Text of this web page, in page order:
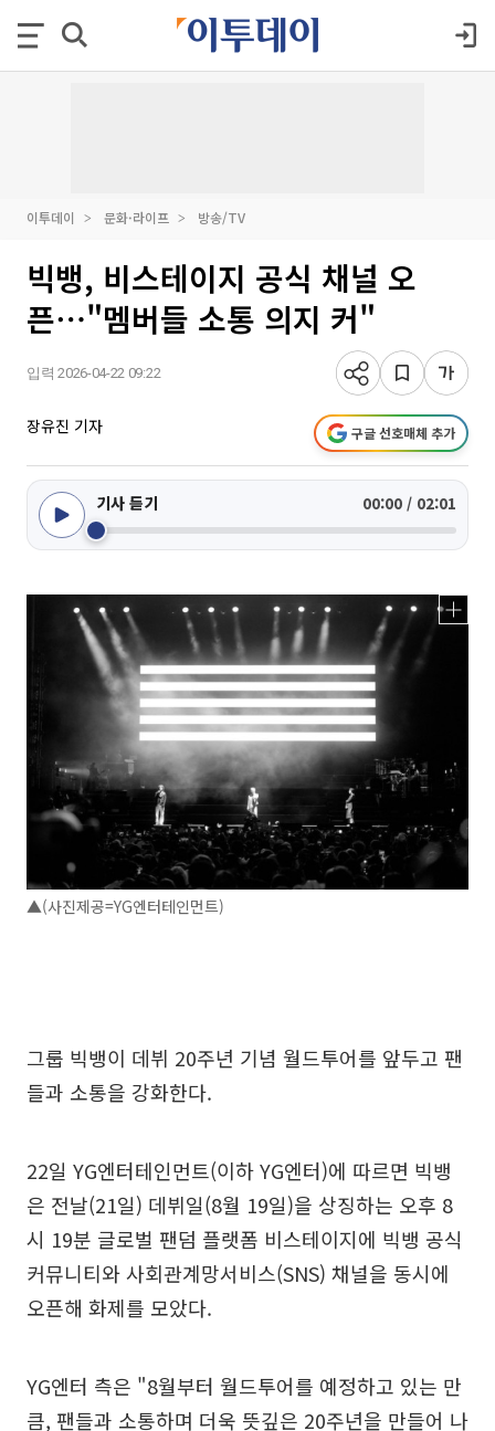
이투데이 문화·라이프 방송/TV
빅뱅, 비스테이지 공식 채널 오
픈⋯"멤버들 소통 의지 커"
입력 2026-04-22 09:22
장유진 기자 구글 선호매체 추가
기사 듣기 00:00 / 02:01
▲(사진제공=YG엔터테인먼트)
그룹 빅뱅이 데뷔 20주년 기념 월드투어를 앞두고 팬
들과 소통을 강화한다.
22일 YG엔터테인먼트(이하 YG엔터)에 따르면 빅뱅
은 전날(21일) 데뷔일(8월 19일)을 상징하는 오후 8
시 19분 글로벌 팬덤 플랫폼 비스테이지에 빅뱅 공식
커뮤니티와 사회관계망서비스(SNS) 채널을 동시에
오픈해 화제를 모았다.
YG엔터 측은 "8월부터 월드투어를 예정하고 있는 만
큼, 팬들과 소통하며 더욱 뜻깊은 20주년을 만들어 나